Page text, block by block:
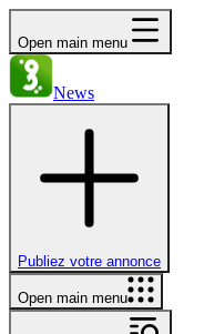
Open main menu
News
Publiez votre annonce
Open main menu